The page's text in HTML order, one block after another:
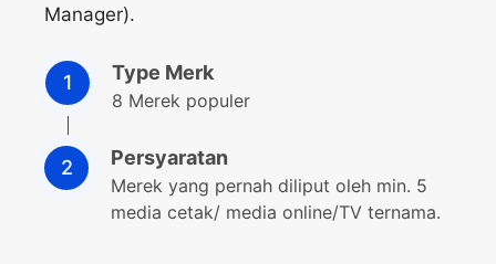
Manager).
Type Merk
8 Merek populer
Persyaratan
Merek yang pernah diliput oleh min. 5
media cetak/ media online/TV ternama.